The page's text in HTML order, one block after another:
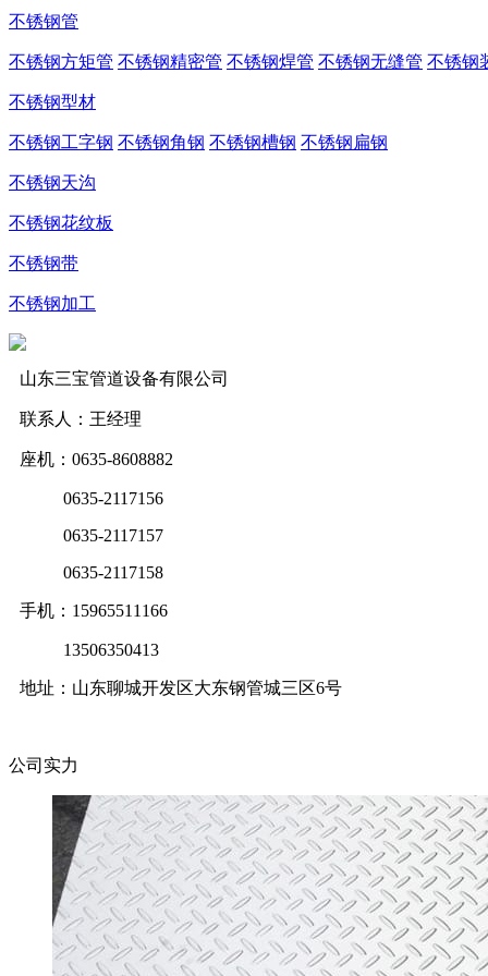
不锈钢管
不锈钢方矩管 不锈钢精密管 不锈钢焊管 不锈钢无缝管 不锈钢
不锈钢型材
不锈钢工字钢 不锈钢角钢 不锈钢槽钢 不锈钢扁钢
不锈钢天沟
不锈钢花纹板
不锈钢带
不锈钢加工
山东三宝管道设备有限公司
联系人：王经理
座机：0635-8608882
0635-2117156
0635-2117157
0635-2117158
手机：15965511166
13506350413
地址：山东聊城开发区大东钢管城三区6号
公司实力